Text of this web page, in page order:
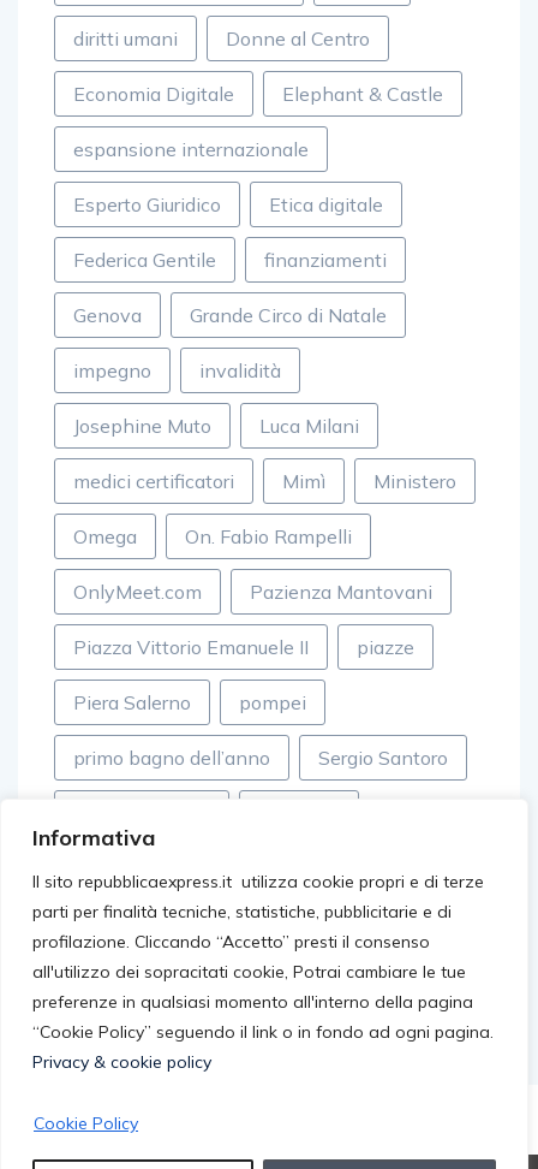
Informativa
Il sito repubblicaexpress.it utilizza cookie propri e di terze
parti per finalità tecniche, statistiche, pubblicitarie e di
profilazione. Cliccando “Accetto” presti il consenso
all'utilizzo dei sopracitati cookie, Potrai cambiare le tue
preferenze in qualsiasi momento all'interno della pagina
“Cookie Policy” seguendo il link o in fondo ad ogni pagina.
Privacy & cookie policy
Cookie Policy
diritti umani Donne al Centro
Economia Digitale Elephant & Castle
espansione internazionale
Esperto Giuridico Etica digitale
Federica Gentile finanziamenti
Genova Grande Circo di Natale
impegno invalidità
Josephine Muto Luca Milani
medici certificatori Mimì Ministero
Omega On. Fabio Rampelli
OnlyMeet.com Pazienza Mantovani
Piazza Vittorio Emanuele II piazze
Piera Salerno pompei
primo bagno dell’anno Sergio Santoro
tordelli versiliesi Wise